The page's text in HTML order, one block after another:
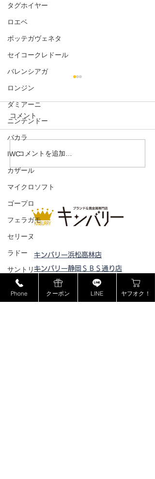
タグホイヤー
ロエベ
ボッテガヴェネタ
セイコークレドール
バレンシアガ
ロンジン
ダミアーニ
ニンテンドー
バカラ
IWC
カザール
マイクロソフト
ゴープロ
フェラガモ
セリーヌ
ラドー
サントリー
MCM
ミュウミュウ
クルーガーランド金貨
1/4oz
コメント
コメントを追加…
キンバリー浜松高林店
キンバリー静岡ＳＢＳ通り店
キンバリー藤枝インター店
ピックアップ浜松西伊場店
Phone クーポン LINE ヤフオク！